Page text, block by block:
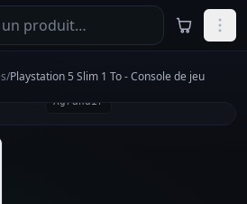
/Playstation 5 Slim 1 To - Console de jeu
Agrandir